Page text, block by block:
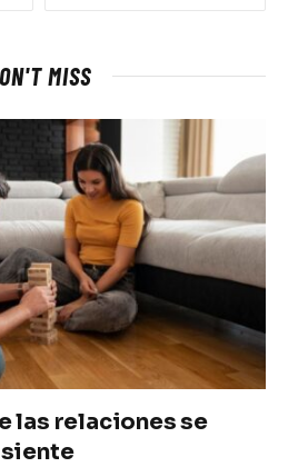
MISS
las relaciones se
siente